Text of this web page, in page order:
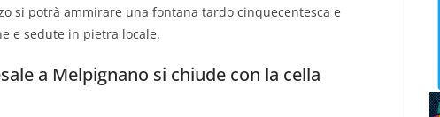
si potrà ammirare una fontana tardo cinquecentesca e
e sedute in pietra locale.
a Melpignano si chiude con la cella